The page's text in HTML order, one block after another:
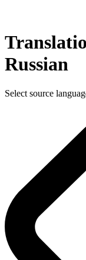
Russian
Select source